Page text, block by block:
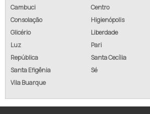
Cambuci
Centro
Consolação
Higienópolis
Glicério
Liberdade
Luz
Pari
República
Santa Cecília
Santa Efigênia
Sé
Vila Buarque